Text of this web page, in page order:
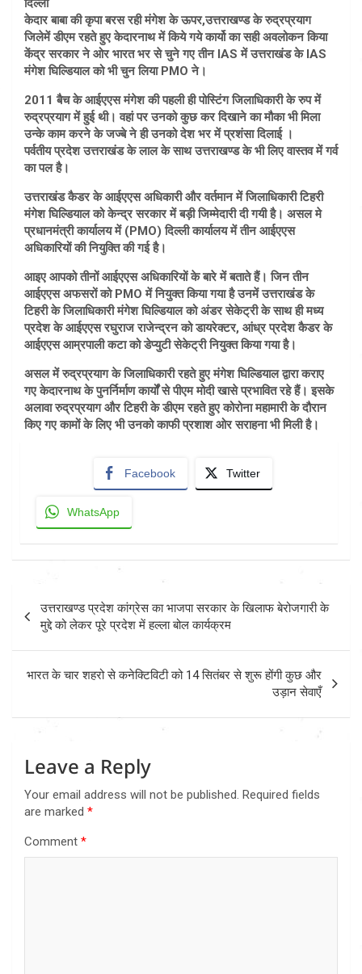
दिल्ली
केदार बाबा की कृपा बरस रही मंगेश के ऊपर,उत्तराखण्ड के रुद्रप्रयाग
जिलेमें डीएम रहते हुए केदारनाथ में किये गये कार्यो का सही अवलोकन किया
केंद्र सरकार ने ओर भारत भर से चुने गए तीन IAS में उत्तराखंड के IAS
मंगेश घिल्डियाल को भी चुन लिया PMO ने।
2011 बैच के आईएएस मंगेश की पहली ही पोस्टिंग जिलाधिकारी के रुप में
रुद्रप्रयाग में हुई थी। वहां पर उनको कुछ कर दिखाने का मौका भी मिला
उन्के काम करने के जज्बे ने ही उनको देश भर में प्रशंसा दिलाई ।
पर्वतीय प्रदेश उत्तराखंड के लाल के साथ उत्तराखण्ड के भी लिए वास्तव में गर्व
का पल है।
उत्तराखंड कैडर के आईएएस अधिकारी और वर्तमान में जिलाधिकारी टिहरी
मंगेश घिल्डियाल को केन्द्र सरकार में बड़ी जिम्मेदारी दी गयी है। असल मे
प्रधानमंत्री कार्यालय में (PMO) दिल्ली कार्यालय में तीन आईएएस
अधिकारियों की नियुक्ति की गई है।
आइए आपको तीनों आईएएस अधिकारियों के बारे में बताते हैं। जिन तीन
आईएएस अफसरों को PMO में नियुक्त किया गया है उनमें उत्तराखंड के
टिहरी के जिलाधिकारी मंगेश घिल्डियाल को अंडर सेकेट्री के साथ ही मध्य
प्रदेश के आईएएस रघुराज राजेन्द्रन को डायरेक्टर, आंध्र प्रदेश कैडर के
आईएएस आम्रपाली कटा को डेप्युटी सेकेट्री नियुक्त किया गया है।
असल में रुद्रप्रयाग के जिलाधिकारी रहते हुए मंगेश घिल्डियाल द्वारा कराए
गए केदारनाथ के पुनर्निर्माण कार्यों से पीएम मोदी खासे प्रभावित रहे हैं। इसके
अलावा रुद्रप्रयाग और टिहरी के डीएम रहते हुए कोरोना महामारी के दौरान
किए गए कामों के लिए भी उनको काफी प्रशाश ओर सराहना भी मिली है।
Facebook Twitter
WhatsApp
navigation
उत्तराखण्ड प्रदेश कांग्रेस का भाजपा सरकार के खिलाफ बेरोजगारी के
मुद्दे को लेकर पूरे प्रदेश में हल्ला बोल कार्यक्रम
भारत के चार शहरो से कनेक्टिविटी को 14 सितंबर से शुरू होंगी कुछ और
उड़ान सेवाएँ
Leave a Reply
Your email address will not be published. Required fields
are marked *
Comment *